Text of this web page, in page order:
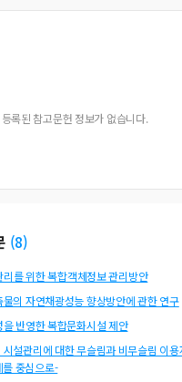
등록된 참고문헌 정보가 없습니다.
(8)
를 위한 복합객체정보 관리방안
의 자연채광성능 향상방안에 관한 연구
반영한 복합문화시설 제안
설관리에 대한 무슬림과 비무슬림 이
중심으로-